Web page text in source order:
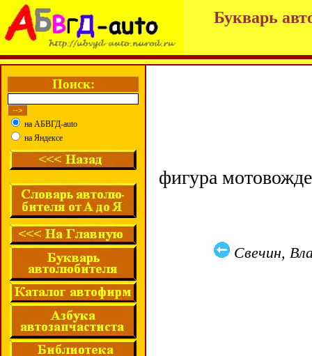
Букварь
Поиск:
на АБВГД-auto
на Яндексе
фигура
Свечин,